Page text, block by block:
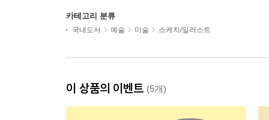
카테고리 분류
국내도서 예술 미술 스케치/일러스트
이 상품의 이벤트 (5개)